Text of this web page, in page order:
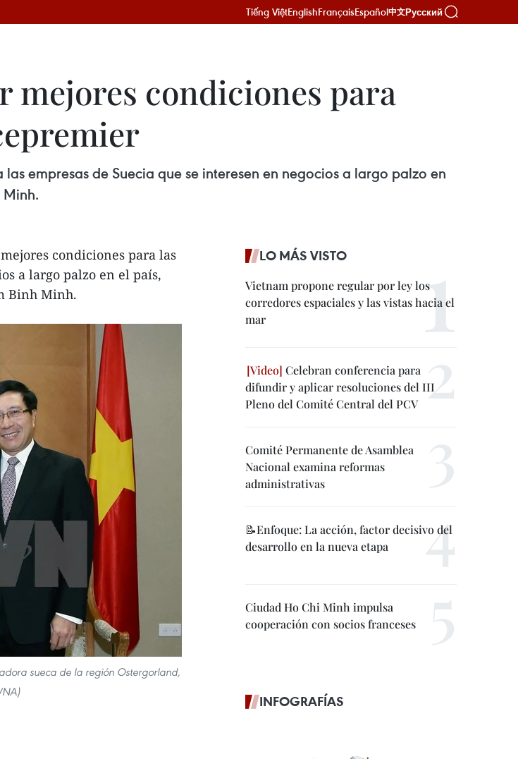
Tiếng ViệtEnglishFrançaisEspañol中文Русский
mejores condiciones para
empresas de Suecia que se interesen en negocios a largo palzo en
condiciones para las
a largo palzo en el país,
Binh Minh.
sueca de la región Ostergorland,
LO MÁS VISTO
Vietnam propone regular por ley los
corredores espaciales y las vistas hacia el
mar
Celebran conferencia para
difundir y aplicar resoluciones del III
Pleno del Comité Central del PCV
Comité Permanente de Asamblea
Nacional examina reformas
administrativas
📝Enfoque: La acción, factor decisivo del
desarrollo en la nueva etapa
Ciudad Ho Chi Minh impulsa
cooperación con socios franceses
INFOGRAFÍAS